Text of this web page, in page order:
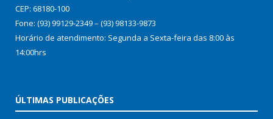
CEP: 68180-100
Fone: (93) 99129-2349 – (93) 98133-9873
Horário de atendimento: Segunda a Sexta-feira das 8:00 às
14:00hrs
ÚLTIMAS PUBLICAÇÕES